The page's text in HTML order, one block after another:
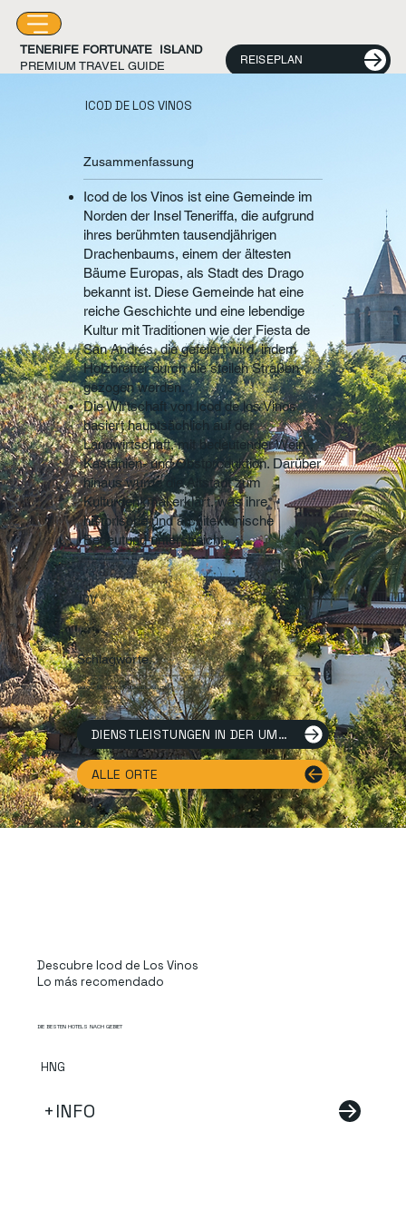
REISEPLAN
TENERIFE FORTUNATE ISLAND
PREMIUM TRAVEL GUIDE
ICOD DE LOS VINOS
Zusammenfassung
Icod de los Vinos ist eine Gemeinde im
Norden der Insel Teneriffa, die aufgrund
ihres berühmten tausendjährigen
Drachenbaums, einem der ältesten
Bäume Europas, als Stadt des Drago
bekannt ist. Diese Gemeinde hat eine
reiche Geschichte und eine lebendige
Kultur mit Traditionen wie der Fiesta de
San Andrés, die gefeiert wird, indem
Holzbretter durch die steilen Straßen
gezogen werden.
Die Wirtschaft von Icod de los Vinos
basiert hauptsächlich auf der
Landwirtschaft, mit bedeutender Wein-,
Kastanien- und Obstproduktion. Darüber
hinaus wurde die Altstadt zum
Kulturdenkmal erklärt, was ihre
historische und architektonische
Bedeutung unterstreicht.
IDV
Schlagworte.
Drago, Millenium, Tourismus, Magie
DIENSTLEISTUNGEN IN DER UMGEBUNG
ALLE ORTE
Descubre Icod de Los Vinos
Lo más recomendado
DIE BESTEN HOTELS NACH GEBIET
HNG
+INFO